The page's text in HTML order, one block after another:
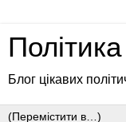
Політика
Блог цікавих